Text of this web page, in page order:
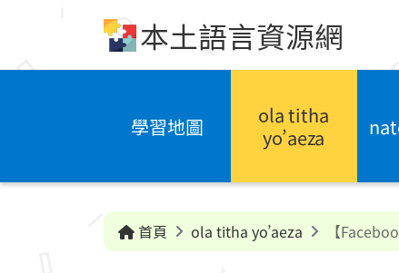
本土語言資源網
學習地圖
ola titha
yo’aeza
首頁 ola titha yo’aeza 【